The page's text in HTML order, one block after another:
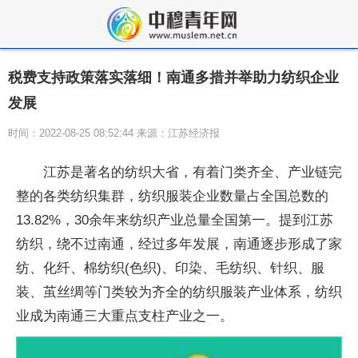
税费支持政策落实落细！南通多措并举助力纺织企业
发展
时间：2022-08-25 08:52:44 来源：江苏经济报
江苏是著名的纺织大省，有着门类齐全、产业链完
整的各类纺织集群，纺织服装企业数量占全国总数的
13.82%，30余年来纺织产业总量全国第一。提到江苏
纺织，绕不过南通，经过多年发展，南通逐步形成了家
纺、化纤、棉纺织(色织)、印染、毛纺织、针织、服
装、茧丝绸等门类较为齐全的纺织服装产业体系，纺织
业成为南通三大重点支柱产业之一。